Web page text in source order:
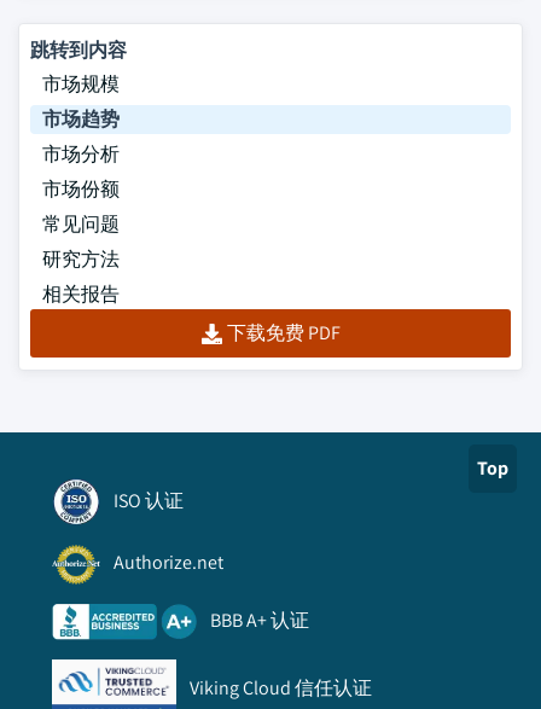
跳转到内容
市场规模
市场趋势
市场分析
市场份额
常见问题
研究方法
相关报告
下载免费 PDF
Top
ISO 认证
Authorize.net
BBB A+ 认证
Viking Cloud 信任认证